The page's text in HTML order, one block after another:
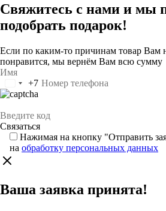
Свяжитесь с нами и мы
подобрать подарок!
Если по каким-то причинам товар Вам
понравится, мы вернём Вам всю сумму
Россия
+7
+7
Нажимая на кнопку "Отправить
на обработку персональных данных
Ваша заявка принята!